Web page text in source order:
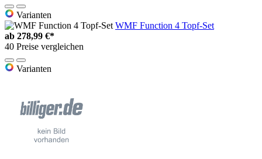
Varianten
WMF Function 4 Topf-Set
ab 278,99 €*
40 Preise vergleichen
Varianten